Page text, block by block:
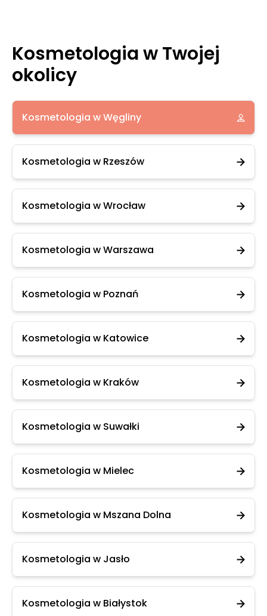
Kosmetologia w Twojej
okolicy
Kosmetologia w Węgliny
Kosmetologia w Rzeszów
Kosmetologia w Wrocław
Kosmetologia w Warszawa
Kosmetologia w Poznań
Kosmetologia w Katowice
Kosmetologia w Kraków
Kosmetologia w Suwałki
Kosmetologia w Mielec
Kosmetologia w Mszana Dolna
Kosmetologia w Jasło
Kosmetologia w Białystok